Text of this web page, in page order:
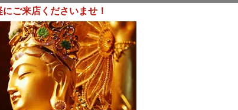
ご来店くださいませ！